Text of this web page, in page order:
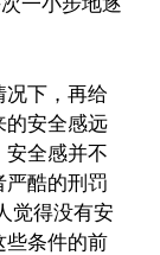
况下，再给
的安全感远
安全感并不
严酷的刑罚
觉得没有安
些条件的前